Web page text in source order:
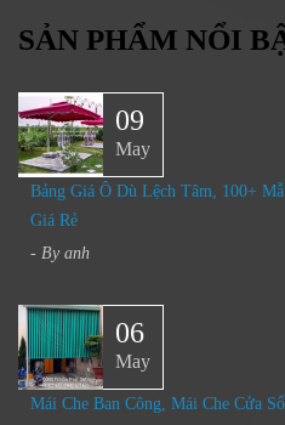
SẢN PHẨM NỔI
09
May
Bảng Giá Ô Dù Lệch Tâm, 100+
Giá Rẻ
- By anh
06
May
Mái Che Ban Công, Mái Che Cửa